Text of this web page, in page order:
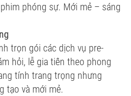
phóng sự. Mới mẻ – sáng
trọn gói các dịch vụ pre-
hỏi, lễ gia tiên theo phong
tính trang trọng nhưng
tạo và mới mẻ.